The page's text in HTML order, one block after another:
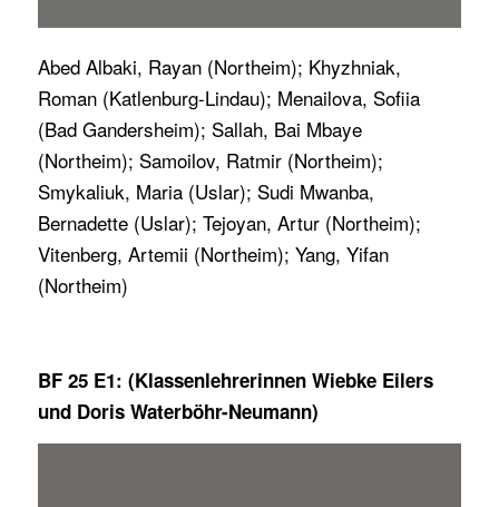
Abed Albaki, Rayan (Northeim); Khyzhniak,
Roman (Katlenburg-Lindau); Menailova, Sofiia
(Bad Gandersheim); Sallah, Bai Mbaye
(Northeim); Samoilov, Ratmir (Northeim);
Smykaliuk, Maria (Uslar); Sudi Mwanba,
Bernadette (Uslar); Tejoyan, Artur (Northeim);
Vitenberg, Artemii (Northeim); Yang, Yifan
(Northeim)
BF 25 E1: (Klassenlehrerinnen Wiebke Eilers
und Doris Waterböhr-Neumann)